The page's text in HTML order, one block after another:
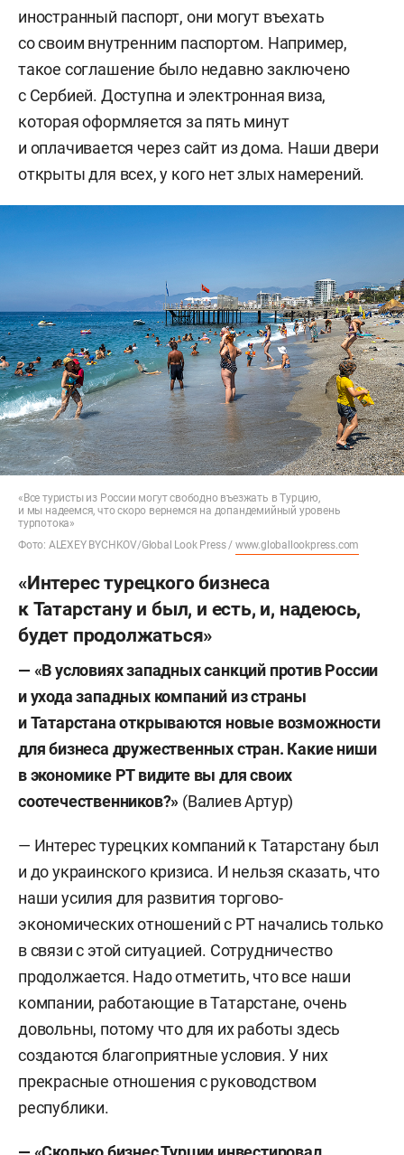
иностранный паспорт, они могут въехать
со своим внутренним паспортом. Например,
такое соглашение было недавно заключено
с Сербией. Доступна и электронная виза,
которая оформляется за пять минут
и оплачивается через сайт из дома. Наши двери
открыты для всех, у кого нет злых намерений.
«Все туристы из России могут свободно въезжать в Турцию,
и мы надеемся, что скоро вернемся на допандемийный уровень
турпотока»
Фото: ALEXEY BYCHKOV/Global Look Press / www.globallookpress.com
«Интерес турецкого бизнеса
к Татарстану и был, и есть, и, надеюсь,
будет продолжаться»
— «В условиях западных санкций против России
и ухода западных компаний из страны
и Татарстана открываются новые возможности
для бизнеса дружественных стран. Какие ниши
в экономике РТ видите вы для своих
соотечественников?» (Валиев Артур)
— Интерес турецких компаний к Татарстану был
и до украинского кризиса. И нельзя сказать, что
наши усилия для развития торгово-
экономических отношений с РТ начались только
в связи с этой ситуацией. Сотрудничество
продолжается. Надо отметить, что все наши
компании, работающие в Татарстане, очень
довольны, потому что для их работы здесь
создаются благоприятные условия. У них
прекрасные отношения с руководством
республики.